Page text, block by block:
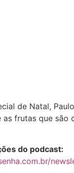
de Natal,
as frutas que são
do podcast: